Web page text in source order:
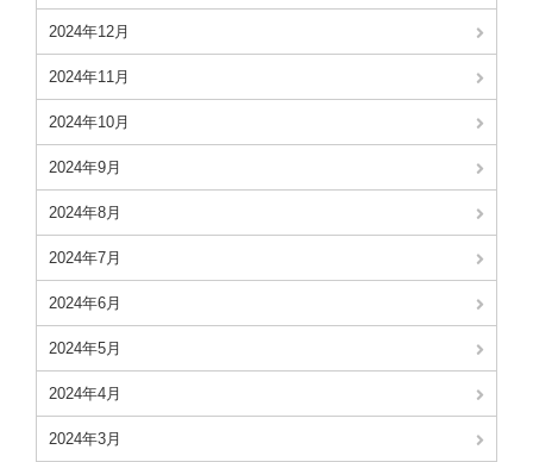
2024年12月
2024年11月
2024年10月
2024年9月
2024年8月
2024年7月
2024年6月
2024年5月
2024年4月
2024年3月